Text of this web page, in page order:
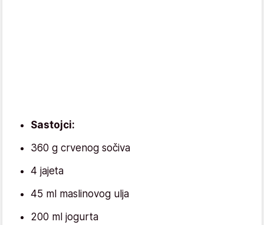
Sastojci:
360 g crvenog sočiva
4 jajeta
45 ml maslinovog ulja
200 ml jogurta